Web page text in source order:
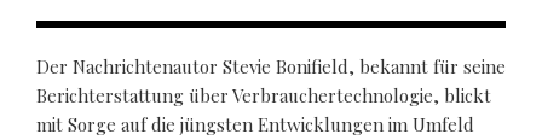
Der Nachrichtenautor Stevie Bonifield, bekannt für seine
Berichterstattung über Verbrauchertechnologie, blickt
mit Sorge auf die jüngsten Entwicklungen im Umfeld